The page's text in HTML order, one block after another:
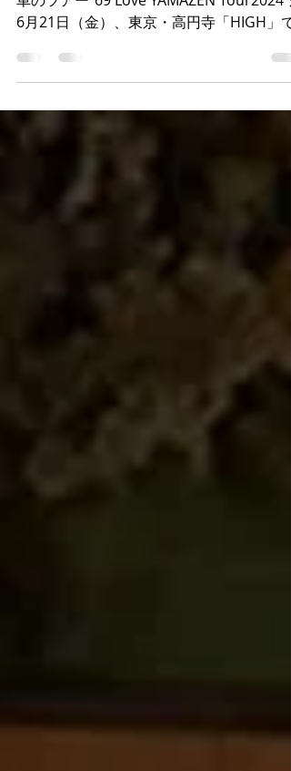
山部の69歳を記念するYAMAZEN&The 幌馬
6月21日（金）、東京・高円寺「HIGH」で
始まった。今年は東京、神奈川・横浜
「STOVES」、福島「AREA559」と回る拡
版。